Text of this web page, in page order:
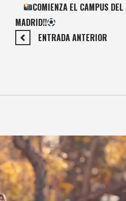
COMIENZA EL CAMPUS
MADRID!!
ENTRADA ANTERIOR